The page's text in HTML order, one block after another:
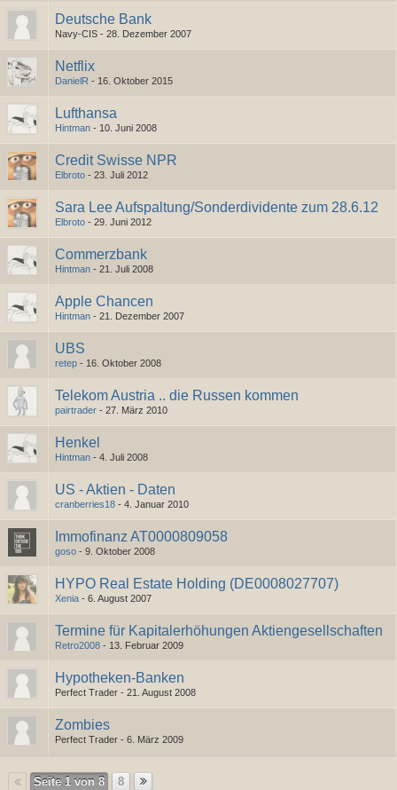
Deutsche Bank
Navy-CIS - 28. Dezember 2007
Netflix
DanielR - 16. Oktober 2015
Lufthansa
Hintman - 10. Juni 2008
Credit Swisse NPR
Elbroto - 23. Juli 2012
Sara Lee Aufspaltung/Sonderdividente zum 28.6.12
Elbroto - 29. Juni 2012
Commerzbank
Hintman - 21. Juli 2008
Apple Chancen
Hintman - 21. Dezember 2007
UBS
retep - 16. Oktober 2008
Telekom Austria .. die Russen kommen
pairtrader - 27. März 2010
Henkel
Hintman - 4. Juli 2008
US - Aktien - Daten
cranberries18 - 4. Januar 2010
Immofinanz AT0000809058
goso - 9. Oktober 2008
HYPO Real Estate Holding (DE0008027707)
Xenia - 6. August 2007
Termine für Kapitalerhöhungen Aktiengesellschaften
Retro2008 - 13. Februar 2009
Hypotheken-Banken
Perfect Trader - 21. August 2008
Zombies
Perfect Trader - 6. März 2009
Seite 1 von 8 8